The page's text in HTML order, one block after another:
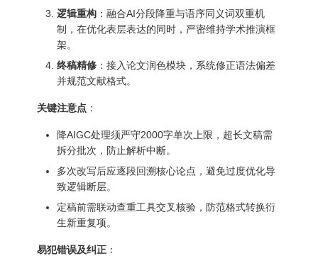
逻辑重构：融合AI分段降重与语序同义词双重机
制，在优化表层表达的同时，严密维持学术推演框
架。
终稿精修：接入论文润色模块，系统修正语法偏差
并规范文献格式。
关键注意点：
降AIGC处理须严守2000字单次上限，超长文稿需
拆分批次，防止解析中断。
多次改写后应逐段回溯核心论点，避免过度优化导
致逻辑断层。
定稿前需联动查重工具交叉核验，防范格式转换衍
生新重复项。
易犯错误及纠正：